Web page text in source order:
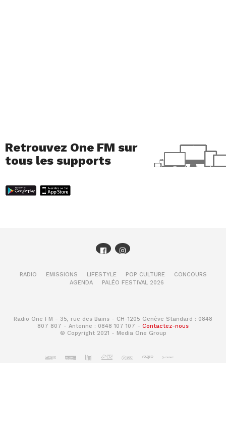
Retrouvez One FM sur
tous les supports
RADIO EMISSIONS LIFESTYLE POP CULTURE
CONCOURS
AGENDA
PALÉO FESTIVAL 2026
Radio One FM - 35, rue des Bains - CH-1205 Genève Standard : 0848
807 807 - Antenne : 0848 107 107 - Contactez-nous
© Copyright 2021 - Media One Group